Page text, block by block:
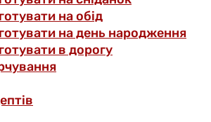
на обід
на день народження
в дорогу